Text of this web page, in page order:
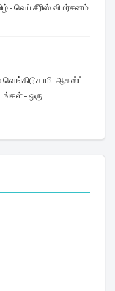
ஆகஸ்ட்
- ஒரு